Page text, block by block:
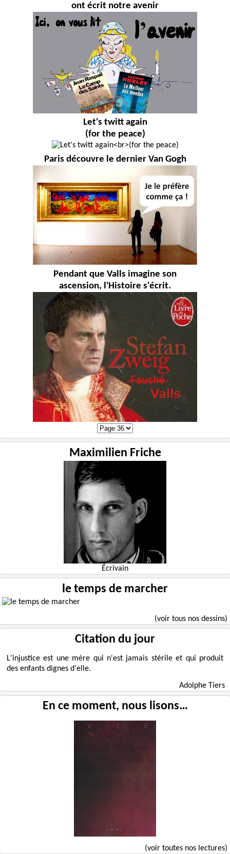
ont écrit notre avenir
Let's twitt again
(for the peace)
Paris découvre le dernier Van Gogh
Pendant que Valls imagine son
ascension, l'Histoire s'écrit.
Maximilien Friche
Écrivain
le temps de marcher
(voir tous nos dessins)
Citation du jour
L'injustice est une mère qui n'est jamais stérile et qui produit
des enfants dignes d'elle.
Adolphe Tiers
En ce moment, nous lisons…
(voir toutes nos lectures)